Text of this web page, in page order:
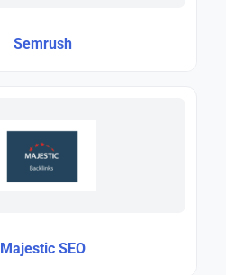
Semrush
Majestic SEO